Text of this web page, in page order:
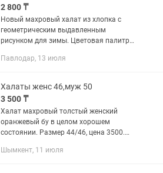
2 800 ₸
Новый махровый халат из хлопка с
геометрическим выдавленным
рисунком для зимы. Цветовая палитра
и салатного. Подойдет на размер 48 -
Павлодар, 13 июля
Халаты женс 46,муж 50
3 500 ₸
Халат махровый толстый женский
оранжевый бу в целом хорошем
состоянии. Размер 44/46, цена 3500.
50/52 размер 10.000 т. Натуральный
Шымкент, 11 июля